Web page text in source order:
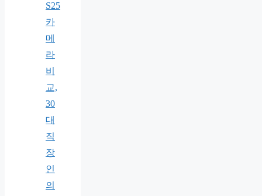
S25
카
메
라
비
교,
30
대
직
장
인
의